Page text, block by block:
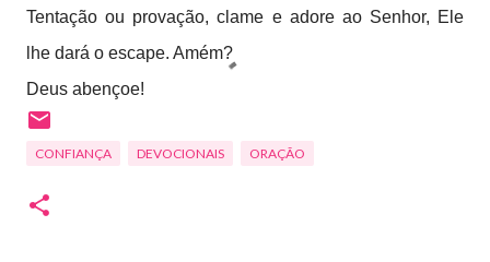
Tentação ou provação, clame e adore ao Senhor, Ele
lhe dará o escape. Amém?
Deus abençoe!
CONFIANÇA DEVOCIONAIS ORAÇÃO